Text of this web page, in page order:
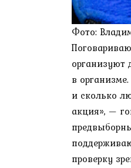
Фото:
организуют
в
и сколько
акция», —
проверку